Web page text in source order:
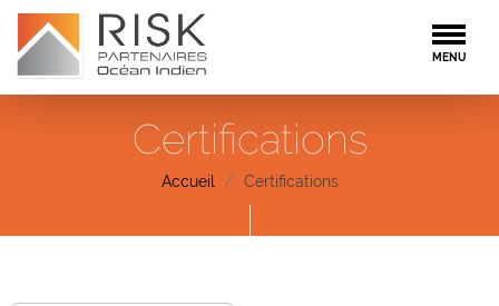
MENU
Certifications
Accueil Certifications